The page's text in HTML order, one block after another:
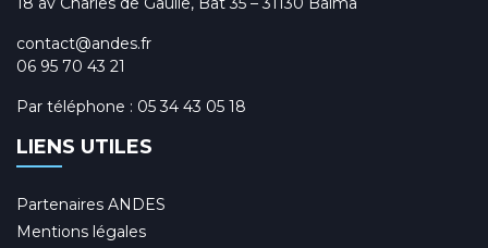
contact@andes.fr
06 95 70 43 21
Par téléphone : 05 34 43 05 18
LIENS UTILES
Partenaires ANDES
Mentions légales